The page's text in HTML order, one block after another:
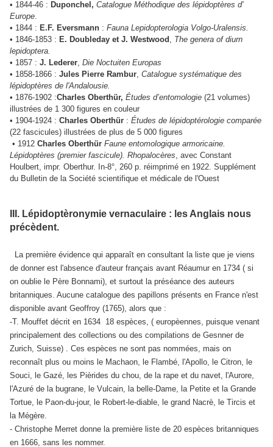
• 1844-46 : Duponchel, Catalogue Méthodique des lépidoptères d'
Europe.
• 1844 : E.F. Eversmann : Fauna Lepidopterologia Volgo-Uralensis.
• 1846-1853 : E. Doubleday et J. Westwood , The genera of diurn
lepidoptera.
• 1857 : J. Lederer, Die Noctuiten Europas
• 1858-1866 : Jules Pierre Rambur, Catalogue systématique des
lépidoptères de l'Andalousie.
• 1876-1902 :Charles Oberthür, Études d’entomologie (21 volumes)
illustrées de 1 300 figures en couleur
• 1904-1924 : Charles Oberthür : Études de lépidoptérologie comparée
(22 fascicules) illustrées de plus de 5 000 figures
• 1912 Charles Oberthür Faune entomologique armoricaine.
Lépidoptères (premier fascicule). Rhopalocères, avec Constant
Houlbert, impr. Oberthur. In-8°, 260 p. réimprimé en 1922. Supplément
du Bulletin de la Société scientifique et médicale de l'Ouest
III. Lépidoptèronymie vernaculaire : les Anglais nous
précèdent.
La première évidence qui apparaît en consultant la liste que je viens
de donner est l'absence d'auteur français avant Réaumur en 1734 ( si
on oublie le Père Bonnami), et surtout la préséance des auteurs
britanniques. Aucune catalogue des papillons présents en France n'est
disponible avant Geoffroy (1765), alors que :
-T. Mouffet décrit en 1634 18 espèces, ( europèennes, puisque venant
principalement des collections ou des compilations de Gesnner de
Zurich, Suisse) . Ces espèces ne sont pas nommées, mais on
reconnaît plus ou moins le Machaon, le Flambé, l'Apollo, le Citron, le
Souci, le Gazé, les Pièrides du chou, de la rape et du navet, l'Aurore,
l'Azuré de la bugrane, le Vulcain, la belle-Dame, la Petite et la Grande
Tortue, le Paon-du-jour, le Robert-le-diable, le grand Nacrè, le Tircis et
la Mégère.
- Christophe Merret donne la première liste de 20 espèces britanniques
en 1666, sans les nommer.